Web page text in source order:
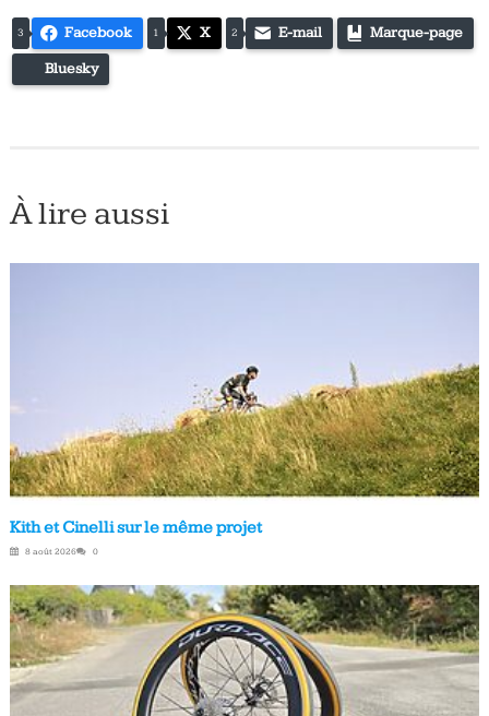
3 Facebook 1 X 2 E-mail Marque-page
Bluesky
À lire aussi
Kith et Cinelli sur le même projet
8 août 2026 0